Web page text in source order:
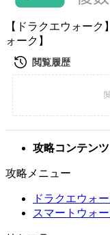
【ドラクエウォー
ォーク】
攻略コンテンツ
攻略メニュー
ドラクエウォ
スマートウォ